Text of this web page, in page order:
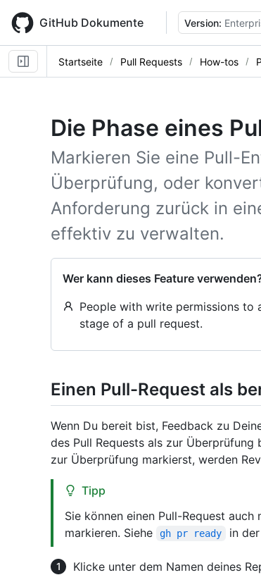
main
content
GitHub Dokumente Version:
Startseite Pull Requests How-tos
Die Phase eines
Markieren Sie eine Pull-
Überprüfung, oder
Anforderung zurück in
effektiv zu verwalten.
Wer kann dieses Feature
People with write permissions to
stage of a pull request.
Einen Pull-Request als
Wenn Du bereit bist, Feedback zu
des Pull Requests als zur Überprüfung
zur Überprüfung markierst, werden
Tipp
Sie können einen Pull-Request
markieren. Siehe
gh pr ready in
Klicke unter dem Namen deines